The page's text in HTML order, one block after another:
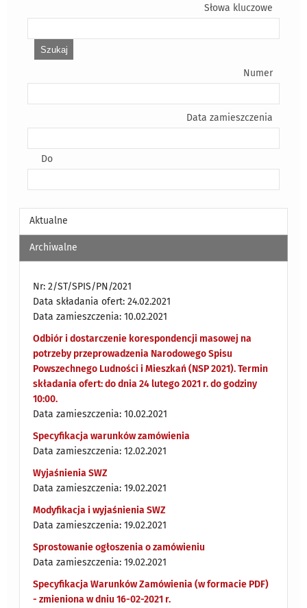
Słowa kluczowe
Numer
Data zamieszczenia
Do
Aktualne
Archiwalne
Nr: 2/ST/SPIS/PN/2021
Data składania ofert: 24.02.2021
Data zamieszczenia: 10.02.2021
Odbiór i dostarczenie korespondencji masowej na
potrzeby przeprowadzenia Narodowego Spisu
Powszechnego Ludności i Mieszkań (NSP 2021). Termin
składania ofert: do dnia 24 lutego 2021 r. do godziny
10:00.
Data zamieszczenia: 10.02.2021
Specyfikacja warunków zamówienia
Data zamieszczenia: 12.02.2021
Wyjaśnienia SWZ
Data zamieszczenia: 19.02.2021
Modyfikacja i wyjaśnienia SWZ
Data zamieszczenia: 19.02.2021
Sprostowanie ogłoszenia o zamówieniu
Data zamieszczenia: 19.02.2021
Specyfikacja Warunków Zamówienia (w formacie PDF)
- zmieniona w dniu 16-02-2021 r.